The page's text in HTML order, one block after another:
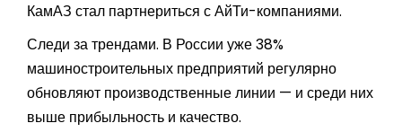
КамАЗ стал партнериться с АйТи-компаниями.
Следи за трендами. В России уже 38%
машиностроительных предприятий регулярно
обновляют производственные линии — и среди них
выше прибыльность и качество.